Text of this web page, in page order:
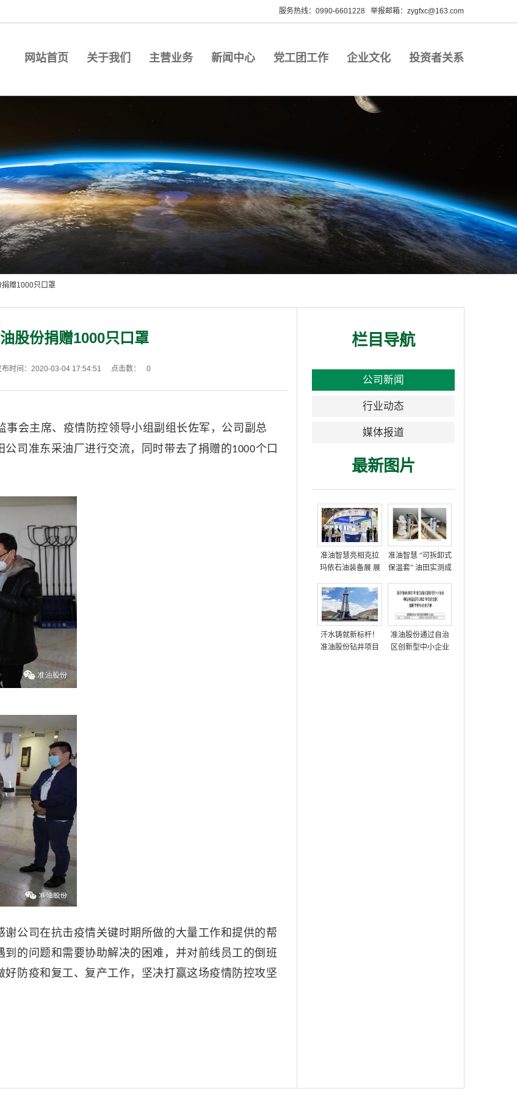
服务热线：0990-6601228 举报邮箱：zygfxc@163.com
网站首页 关于我们 主营业务 新闻中心 党工团工作 企业文化 投资者关系
赠1000只口罩
股份捐赠1000只口罩
布时间：2020-03-04 17:54:51 点击数： 0
事会主席、疫情防控领导小组副组长佐军，公司副总
司准东采油厂进行交流，同时带去了捐赠的1000个口
公司在抗击疫情关键时期所做的大量工作和提供的帮
的问题和需要协助解决的困难，并对前线员工的倒班
防疫和复工、复产工作，坚决打赢这场疫情防控攻坚
栏目导航
公司新闻
行业动态
媒体报道
最新图片
准油智慧亮相克拉
玛依石油装备展 展
案
准油智慧 “可拆卸式
保温套” 油田实测成
汗水铸就新标杆！
准油股份钻井项目
准油股份通过自治
区创新型中小企业